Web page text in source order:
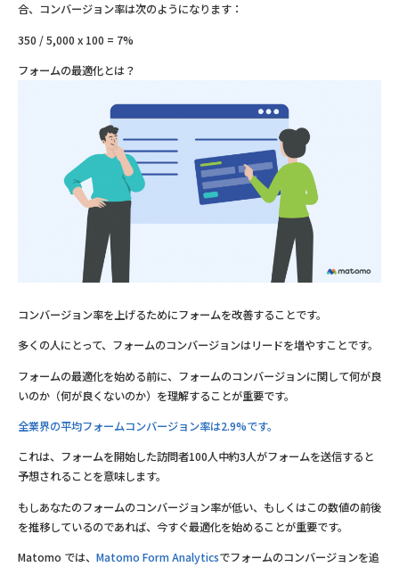
合、コンバージョン率は次のようになります：
350 / 5,000 x 100 = 7%
フォームの最適化とは？
コンバージョン率を上げるためにフォームを改善することです。
多くの人にとって、フォームのコンバージョンはリードを増やすことです。
フォームの最適化を始める前に、フォームのコンバージョンに関して何が良
いのか（何が良くないのか）を理解することが重要です。
全業界の平均フォームコンバージョン率は2.9%です。
これは、フォームを開始した訪問者100人中約3人がフォームを送信すると
予想されることを意味します。
もしあなたのフォームのコンバージョン率が低い、もしくはこの数値の前後
を推移しているのであれば、今すぐ最適化を始めることが重要です。
Matomo では、 Matomo Form Analyticsでフォームのコンバージョンを追